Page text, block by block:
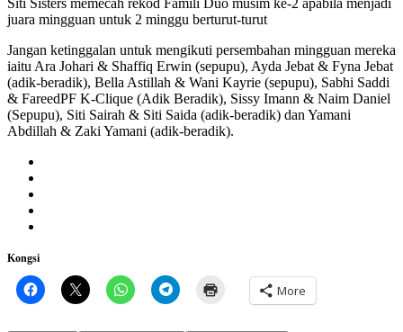
juara mingguan untuk 2 minggu berturut-turut
Jangan ketinggalan untuk mengikuti persembahan mingguan mereka
iaitu Ara Johari & Shaffiq Erwin (sepupu), Ayda Jebat & Fyna Jebat
(adik-beradik), Bella Astillah & Wani Kayrie (sepupu), Sabhi Saddi
& FareedPF K-Clique (Adik Beradik), Sissy Imann & Naim Daniel
(Sepupu), Siti Sairah & Siti Saida (adik-beradik) dan Yamani
Abdillah & Zaki Yamani (adik-beradik).
Kongsi
More